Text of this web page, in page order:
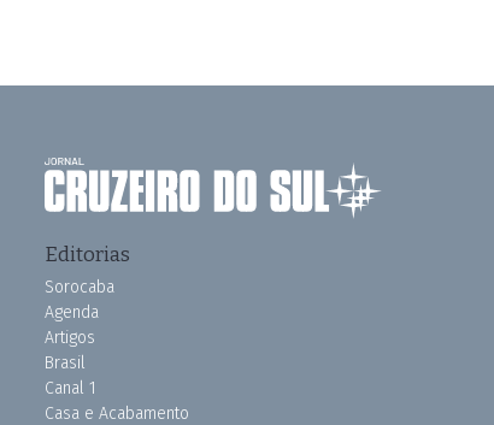
Editorias
Sorocaba
Agenda
Artigos
Brasil
Canal 1
Casa e Acabamento